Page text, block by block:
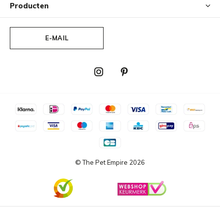
Producten
E-MAIL
© The Pet Empire 2026